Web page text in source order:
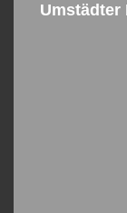
Umstädter